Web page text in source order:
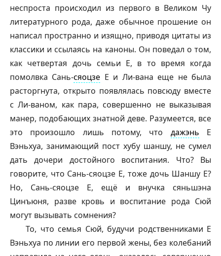
неспроста происходил из первого в Великом Чу
литературного рода, даже обычное прошение он
написал пространно и изящно, приводя цитаты из
классики и ссылаясь на каноны. Он поведал о том,
как четвертая дочь семьи Е, в то время когда
помолвка Сань-сяоцзе Е и Ли-вана еще не была
расторгнута, открыто появлялась повсюду вместе
с Ли-ваном, как пара, совершенно не выказывая
манер, подобающих знатной деве. Разумеется, все
это произошло лишь потому, что дажэнь Е
Вэньхуа, занимающий пост хубу шаншу, не сумел
дать дочери достойного воспитания. Что? Вы
говорите, что Сань-сяоцзе Е, тоже дочь Шаншу Е?
Но, Сань-сяоцзе Е, ещё и внучка сяньшэна
Цинъюня, разве кровь и воспитание рода Сюй
могут вызывать сомнения?
То, что семья Сюй, будучи родственниками Е
Вэньхуа по линии его первой жены, без колебаний